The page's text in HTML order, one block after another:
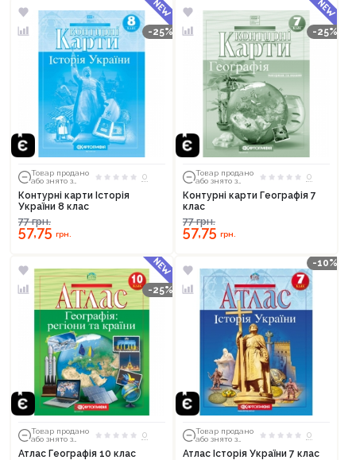
-25%
Товар продано
або знято з
0
Контурні карти Історія
України 8 клас
77грн.
57,75 грн.
-25%
Товар продано
або знято з
0
Контурні карти Географія 7
клас
77грн.
57,75 грн.
-25%
Товар продано
або знято з
0
Атлас Географія 10 клас
-10%
Товар продано
або знято з
0
Атлас Історія України 7 клас